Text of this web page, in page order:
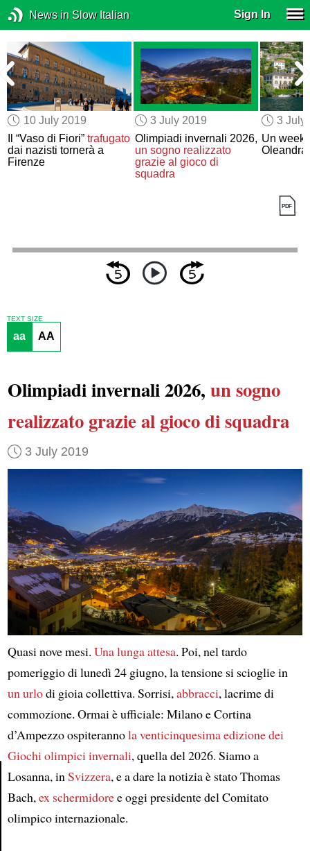
News in Slow Italian Sign In
10 July 2019
Il “Vaso di Fiori”trafugato
dai nazisti tornerà a
Firenze
3 July 2019
Olimpiadi invernali 2026,
un sogno realizzato
grazie al gioco di
squadra
3 July
Un
Oleandra
Article
TEXT SIZE
aa AA
Olimpiadi invernali 2026, un sogno
realizzato grazie al gioco di squadra
3 July 2019
Quasi nove mesi. Una lunga attesa. Poi, nel tardo
pomeriggio di lunedì 24 giugno, la tensione si scioglie in
un urlodi gioia collettiva. Sorrisi,abbracci, lacrime di
commozione. Ormai è ufficiale: Milano e Cortina
d’Ampezzo ospiterannola venticinquesima edizione dei
Giochi olimpici invernali, quella del 2026. Siamo a
Losanna, inSvizzera, e a dare la notizia è stato Thomas
Bach,ex schermidoree oggi presidente del Comitato
olimpico internazionale.